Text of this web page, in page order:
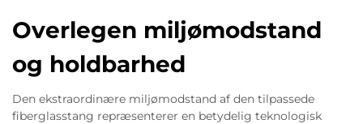
Overlegen miljømodstand
og holdbarhed
Den ekstraordinære miljømodstand af den tilpassede
fiberglasstang repræsenterer en betydelig teknologisk